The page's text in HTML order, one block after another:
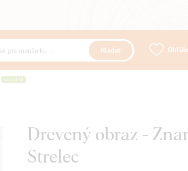
Hľadať
do -50%
Drevený obraz -
Strelec